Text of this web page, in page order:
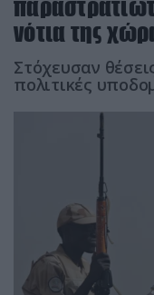
νότια της
Στόχευσαν
πολιτικές